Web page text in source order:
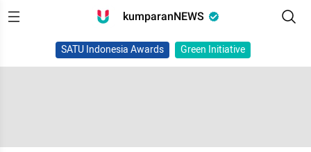
kumparanNEWS
SATU Indonesia Awards Green Initiative